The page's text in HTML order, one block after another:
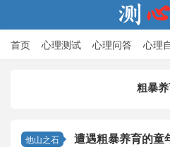
首页 心理测试 心理问答 心理
粗暴
他山之石 遭遇粗暴养育的童